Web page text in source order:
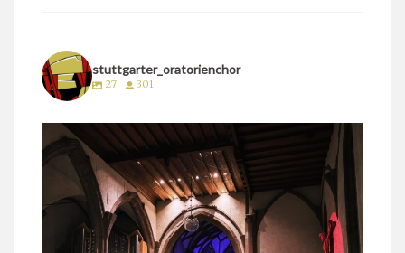
stuttgarter_oratorienchor
27 301
stuttgarter_oratorienchor
März 24